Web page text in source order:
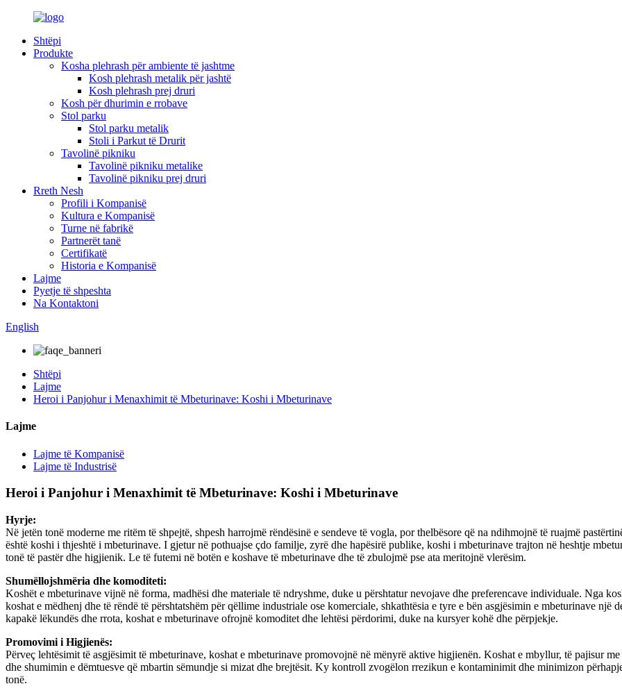
Shtëpi
Produkte
Kosha plehrash për ambiente të jashtme
Kosh plehrash metalik për jashtë
Kosh plehrash prej druri
Kosh për dhurimin e rrobave
Stol parku
Stol parku metalik
Stoli i Parkut të Drurit
Tavolinë pikniku
Tavolinë pikniku metalike
Tavolinë pikniku prej druri
Rreth Nesh
Profili i Kompanisë
Kultura e Kompanisë
Turne në fabrikë
Partnerët tanë
Certifikatë
Historia e Kompanisë
Lajme
Pyetje të shpeshta
Na Kontaktoni
English
Shtëpi
Lajme
Heroi i Panjohur i Menaxhimit të Mbeturinave: Koshi i Mbeturinave
Lajme
Lajme të Kompanisë
Lajme të Industrisë
Heroi i Panjohur i Menaxhimit të Mbeturinave: Koshi i Mbeturinave
Hyrje:
Në jetën tonë moderne me ritëm të shpejtë, shpesh harrojmë rëndësinë e sendeve të vogla, por thelbësore që na ndihmojnë të ruajmë
është koshi i thjeshtë i mbeturinave. I gjetur në pothuajse çdo familje, zyrë dhe hapësirë ​​publike, koshi i mbeturinave trajton në heshtje
tonë të pastër dhe higjienik. Le të futemi në botën e koshave të mbeturinave dhe të zbulojmë pse ata meritojnë vlerësim.
Shumëllojshmëria dhe komoditeti:
Koshët e mbeturinave vijnë në forma, madhësi dhe materiale të ndryshme, duke u përshtatur nevojave dhe preferencave individuale. Nga
koshat e mëdhenj dhe të rëndë të përshtatshëm për qëllime industriale ose komerciale, shkathtësia e tyre e bën asgjësimin e mbeturinave një
kapakë lëkundës dhe rrota, koshat e mbeturinave ofrojnë komoditet dhe lehtësi përdorimi, duke na kursyer kohë dhe përpjekje.
Promovimi i Higjienës:
Përveç lehtësimit të asgjësimit të mbeturinave, koshat e mbeturinave promovojnë në mënyrë aktive higjienën. Koshat e mbyllur, të pajisur
dhe shumimin e dëmtuesve që mbartin sëmundje si mizat dhe brejtësit. Ky kontroll zvogëlon rrezikun e kontaminimit dhe minimizon
tonë.